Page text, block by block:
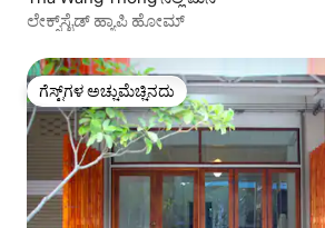
ಲೇಕ್ಸ್‌ಸೈಡ್ ಹ್ಯಾಪಿ ಹೋಮ್
ಗೆಸ್ಟ್‌ಗಳ ಅಚ್ಚುಮೆಚ್ಚಿನದು
ಗೆಸ್ಟ್‌ಗಳ ಅಚ್ಚುಮೆಚ್ಚಿನದು